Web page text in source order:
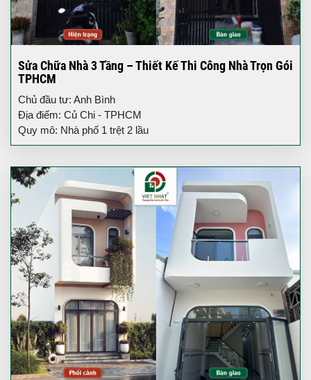
Sửa Chữa Nhà 3 Tầng – Thiết Kế Thi Công Nhà Trọn Gói
TPHCM
Chủ đầu tư: Anh Bình
Địa điểm: Củ Chi - TPHCM
Quy mô: Nhà phố 1 trệt 2 lầu